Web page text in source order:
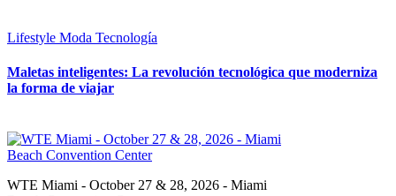
Lifestyle Moda Tecnología
Maletas inteligentes: La revolución tecnológica que moderniza
la forma de viajar
WTE Miami - October 27 & 28, 2026 - Miami